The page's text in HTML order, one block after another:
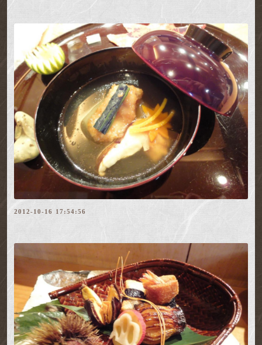
2012-10-16 17:54:56